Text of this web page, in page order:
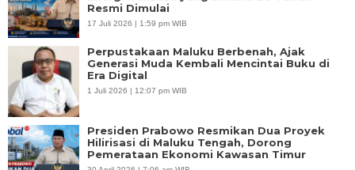
Resmi Dimulai
17 Juli 2026 | 1:59 pm WIB
Perpustakaan Maluku Berbenah, Ajak
Generasi Muda Kembali Mencintai Buku di
Era Digital
1 Juli 2026 | 12:07 pm WIB
Presiden Prabowo Resmikan Dua Proyek
Hilirisasi di Maluku Tengah, Dorong
Pemerataan Ekonomi Kawasan Timur